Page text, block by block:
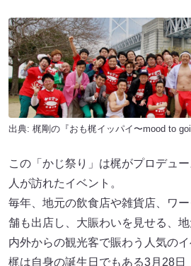
出典: 梶剛の『おも梶イッパイ〜mood to
この「かじ祭り」は梶がプロデュ
人が訪れたイベント。
毎年、地元の飲食店や雑貨店、ワ
舗も出店し、大賑わいを見せる、
内外からの観光客で賑わう人気のイ
梶は自身の誕生日でもある3月28日